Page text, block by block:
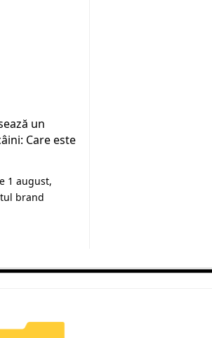
un
Care este
1 august,
brand